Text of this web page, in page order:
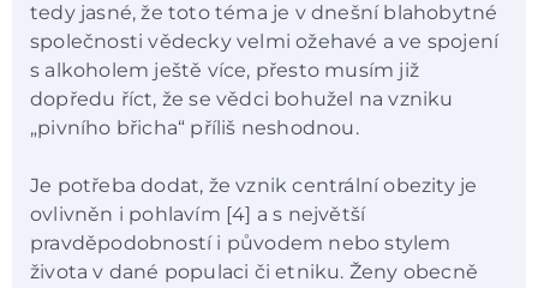
tedy jasné, že toto téma je v dnešní blahobytné
společnosti vědecky velmi ožehavé a ve spojení
s alkoholem ještě více, přesto musím již
dopředu říct, že se vědci bohužel na vzniku
„pivního břicha“ příliš neshodnou.
Je potřeba dodat, že vznik centrální obezity je
ovlivněn i pohlavím [4] a s největší
pravděpodobností i původem nebo stylem
života v dané populaci či etniku. Ženy obecně